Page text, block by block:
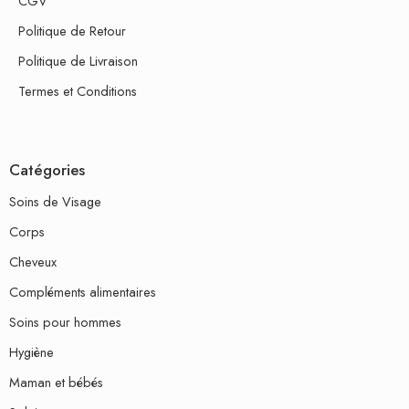
Politique de Retour
Politique de Livraison
Termes et Conditions
Catégories
Soins de Visage
Corps
Cheveux
Compléments alimentaires
Soins pour hommes
Hygiène
Maman et bébés